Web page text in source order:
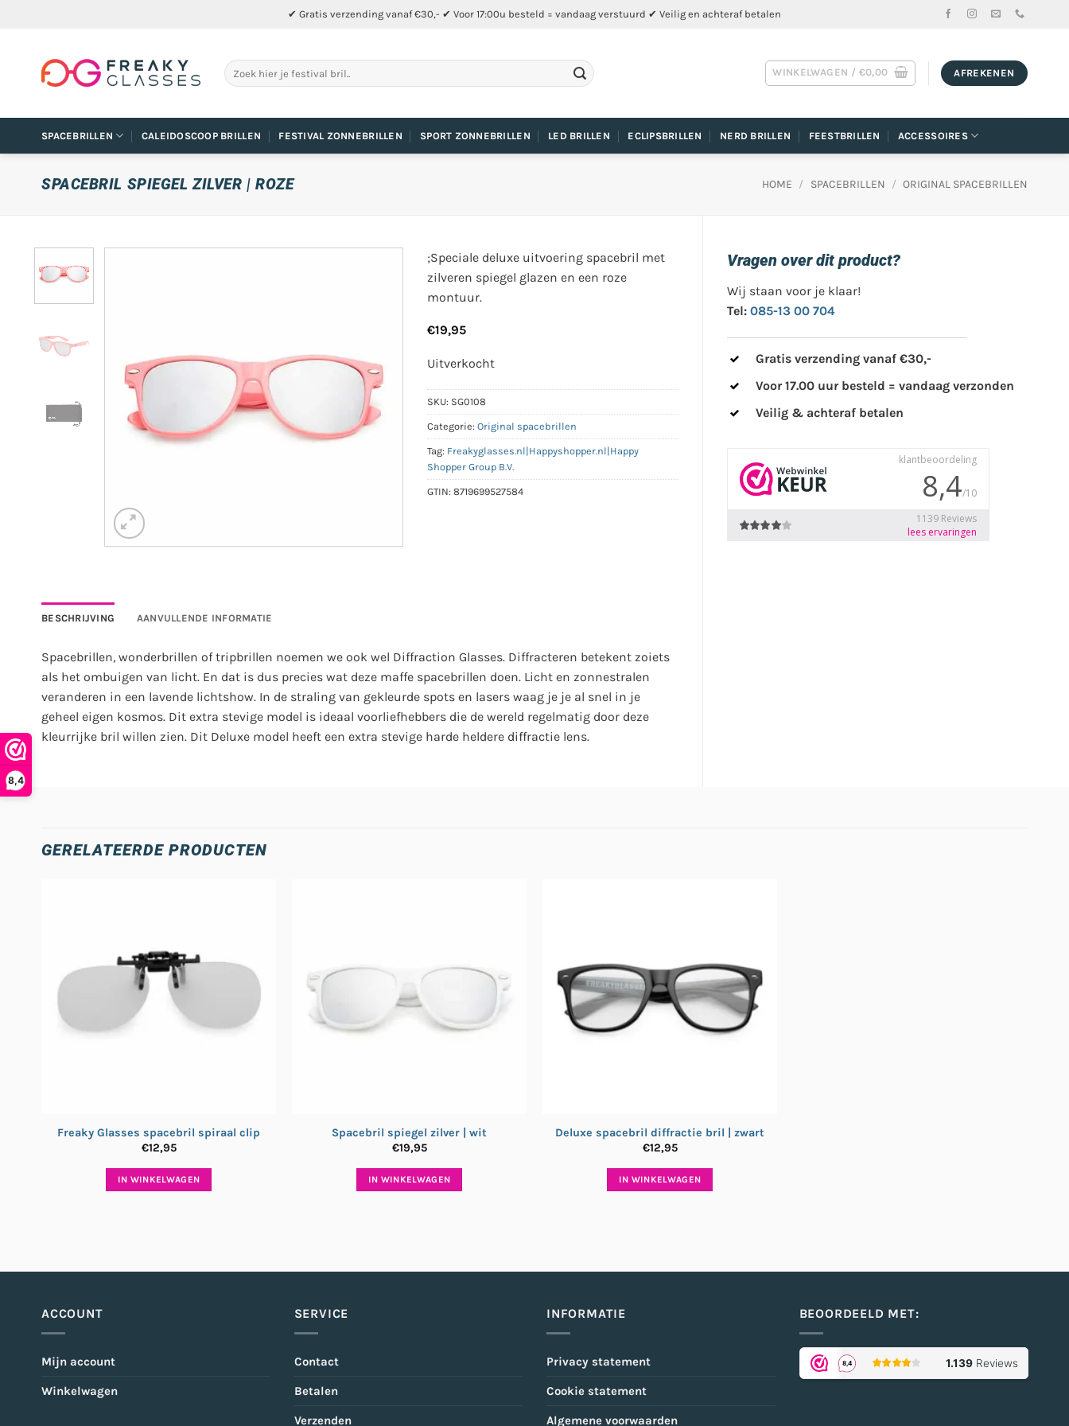
8,4
✔ Gratis verzending vanaf €30,- ✔ Voor 17:00u besteld = vandaag verstuurd ✔ Veilig en achteraf betalen
Zoeken
naar:
WINKELWAGEN / €0,00 AFREKENEN
SPACEBRILLEN CALEIDOSCOOP BRILLEN FESTIVAL ZONNEBRILLEN SPORT ZONNEBRILLEN LED BRILLEN ECLIPSBRILLEN NERD BRILLEN FEESTBRILLEN ACCESSOIRES
SPACEBRIL SPIEGEL ZILVER | ROZE HOME / SPACEBRILLEN / ORIGINAL SPACEBRILLEN
;Speciale deluxe uitvoering spacebril met
zilveren spiegel glazen en een roze
montuur.
€19,95
Uitverkocht
SKU: SG0108
Categorie: Original spacebrillen
Tag: Freakyglasses.nl|Happyshopper.nl|Happy
Shopper Group B.V.
GTIN: 8719699527584
BESCHRIJVING AANVULLENDE INFORMATIE
Spacebrillen, wonderbrillen of tripbrillen noemen we ook wel Diffraction Glasses. Diffracteren betekent zoiets
als het ombuigen van licht. En dat is dus precies wat deze maffe spacebrillen doen. Licht en zonnestralen
veranderen in een lavende lichtshow. In de straling van gekleurde spots en lasers waag je je al snel in je
geheel eigen kosmos. Dit extra stevige model is ideaal voorliefhebbers die de wereld regelmatig door deze
kleurrijke bril willen zien. Dit Deluxe model heeft een extra stevige harde heldere diffractie lens.
Vragen over dit product?
Wij staan voor je klaar!
Tel: 085-13 00 704
Gratis verzending vanaf €30,-
Voor 17.00 uur besteld = vandaag verzonden
Veilig & achteraf betalen
GERELATEERDE PRODUCTEN
Freaky Glasses spacebril spiraal clip
€12,95
IN WINKELWAGEN
Spacebril spiegel zilver | wit
€19,95
IN WINKELWAGEN
Deluxe spacebril diffractie bril | zwart
€12,95
IN WINKELWAGEN
ACCOUNT
Mijn account
Winkelwagen
SERVICE
Contact
Betalen
Verzenden
INFORMATIE
Privacy statement
Cookie statement
Algemene voorwaarden
BEOORDEELD MET: